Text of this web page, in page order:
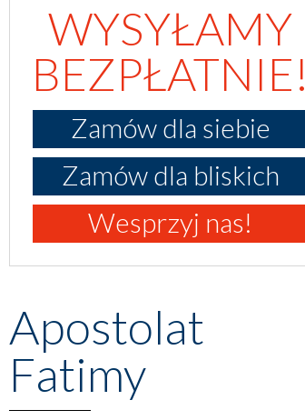
WYSYŁAMY
BEZPŁATNIE!
Zamów dla siebie
Zamów dla bliskich
Wesprzyj nas!
Apostolat
Fatimy